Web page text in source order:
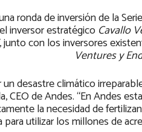
ronda de inversión de la
inversor estratégico Cavallo
, junto con los inversores
Ventures y
desastre climático
de Andes. “En Andes
la necesidad de
utilizar los millones de